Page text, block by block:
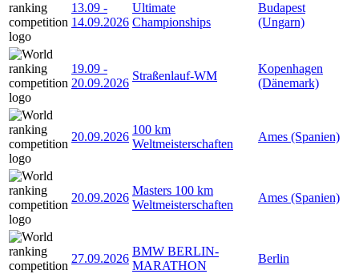
13.09 -
14.09.2026
Ultimate
Championships
Budapest
(Ungarn)
19.09 -
20.09.2026
Straßenlauf-WM
Kopenhagen
(Dänemark)
20.09.2026
100 km
Weltmeisterschaften
Ames (Spanien)
20.09.2026
Masters 100 km
Weltmeisterschaften
Ames (Spanien)
27.09.2026
BMW BERLIN-
MARATHON
Berlin